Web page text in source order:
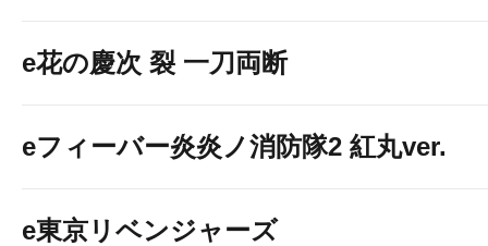
e花の慶次 裂 一刀両断
eフィーバー炎炎ノ消防隊2 紅丸ver.
e東京リベンジャーズ